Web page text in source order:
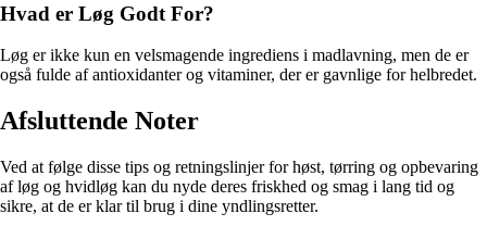
Hvad er Løg Godt For?
Løg er ikke kun en velsmagende ingrediens i madlavning, men de er
også fulde af antioxidanter og vitaminer, der er gavnlige for helbredet.
Afsluttende Noter
Ved at følge disse tips og retningslinjer for høst, tørring og opbevaring
af løg og hvidløg kan du nyde deres friskhed og smag i lang tid og
sikre, at de er klar til brug i dine yndlingsretter.